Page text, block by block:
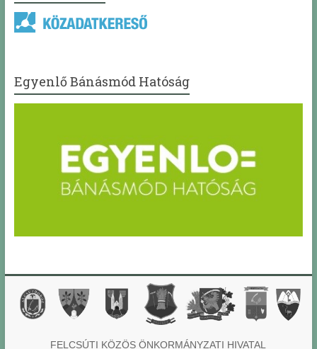
Egyenlő Bánásmód Hatóság
FELCSÚTI KÖZÖS ÖNKORMÁNYZATI HIVATAL